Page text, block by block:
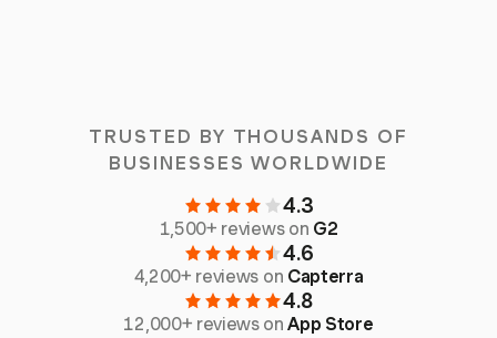
TRUSTED BY THOUSANDS OF
BUSINESSES WORLDWIDE
4.3
1,500+ reviews on G2
4.6
4,200+ reviews on Capterra
4.8
12,000+ reviews onApp Store